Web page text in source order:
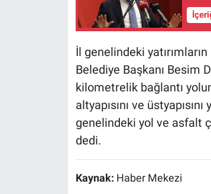
İl genelindeki
Belediye Başkanı Besim
kilometrelik bağlantı
altyapısını ve
genelindeki yol ve asfalt
dedi.
Kaynak: Haber Mekezi